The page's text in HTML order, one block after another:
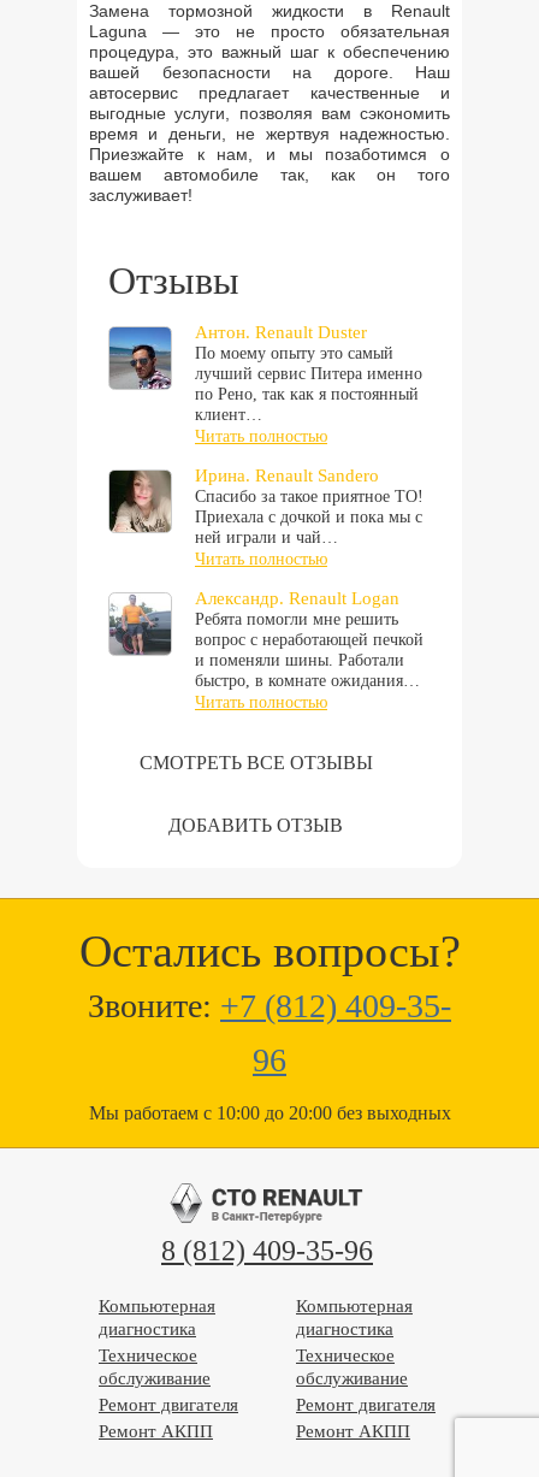
Замена тормозной жидкости в Renault
Laguna — это не просто обязательная
процедура, это важный шаг к обеспечению
вашей безопасности на дороге. Наш
автосервис предлагает качественные и
выгодные услуги, позволяя вам сэкономить
время и деньги, не жертвуя надежностью.
Приезжайте к нам, и мы позаботимся о
вашем автомобиле так, как он того
заслуживает!
Отзывы
Антон. Renault Duster
По моему опыту это самый
лучший сервис Питера именно
по Рено, так как я постоянный
клиент…
Читать полностью
Ирина. Renault Sandero
Спасибо за такое приятное ТО!
Приехала с дочкой и пока мы с
ней играли и чай…
Читать полностью
Александр. Renault Logan
Ребята помогли мне решить
вопрос с неработающей печкой
и поменяли шины. Работали
быстро, в комнате ожидания…
Читать полностью
СМОТРЕТЬ ВСЕ ОТЗЫВЫ
ДОБАВИТЬ ОТЗЫВ
Остались вопросы?
Звоните: +7 (812) 409-35-
96
Мы работаем с 10:00 до 20:00 без выходных
8 (812) 409-35-96
Компьютерная
диагностика
Техническое
обслуживание
Ремонт двигателя
Ремонт АКПП
Компьютерная
диагностика
Техническое
обслуживание
Ремонт двигателя
Ремонт АКПП